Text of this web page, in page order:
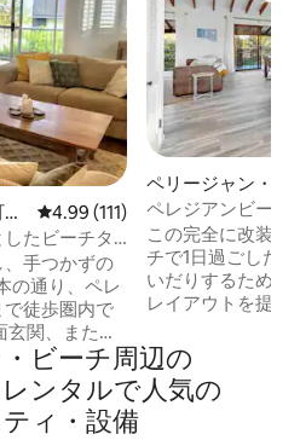
レビュー111件、5つ星中4.99つ
4.99 (111)
たビーチタ
手つかずの
の通り、ペレ
徒歩圏内で
ジからアクセ
付きリビング
的海の眺めが
ペリージャン・ビ
ション・アパート
ペレジアンビーチ
ビーチまで200m
この完全に改装さ
チで1日過ごした
いだりするための
レイアウトを提供します。
で、完全なプライ
もやカクテルのた
分なスペースがあります。
ビーチ⁠周⁠辺⁠の
ン⁠タ⁠ル⁠で人⁠気⁠の
ィ⁠・⁠設⁠備